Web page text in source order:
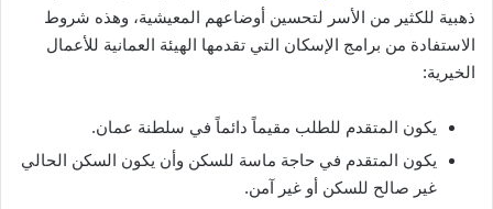
ذهبية للكثير من الأسر لتحسين أوضاعهم المعيشية، وهذه شروط
الاستفادة من برامج الإسكان التي تقدمها الهيئة العمانية للأعمال
الخيرية:
يكون المتقدم للطلب مقيماً دائماً في سلطنة عمان.
يكون المتقدم في حاجة ماسة للسكن وأن يكون السكن الحالي
غير صالح للسكن أو غير آمن.